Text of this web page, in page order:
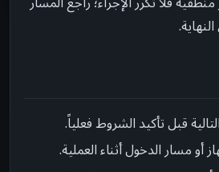
قبل تأكيد الشروط فعلياً.
أو مسار الدخول أثناء العملية.